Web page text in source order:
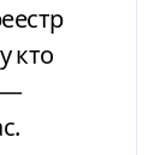
кто
—